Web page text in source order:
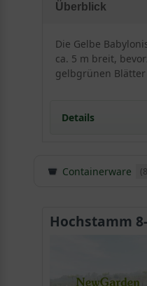
Überblick
Die Gelbe
ca. 5 m breit,
gelbgrünen
Details
Herkunft und
gelben Blattwerk
Gartenschönheit,
Ihre Schönheit
Containerware
Hochstamm